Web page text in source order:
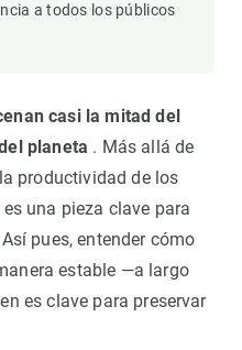
a todos los públicos
casi la mitad del
planeta . Más allá de
productividad de los
una pieza clave para
pues, entender cómo
estable —a largo
es clave para preservar